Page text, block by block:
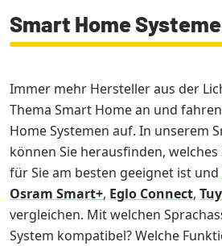
Smart Home
Immer mehr Hersteller aus der
Thema Smart Home an und
Home Systemen auf. In unserem
können Sie herausfinden,
für Sie am besten geeignet ist und
Osram Smart+, Eglo Connect,
vergleichen. Mit welchen
System kompatibel? Welche